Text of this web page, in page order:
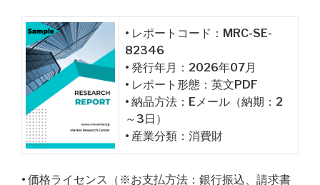
• レポートコード：MRC-SE-
82346
• 発行年月：2026年07月
• レポート形態：英文PDF
• 納品方法：Eメール（納期：2
～3日）
• 産業分類：消費財
• 価格ライセンス（※お支払方法：銀行振込、請求書